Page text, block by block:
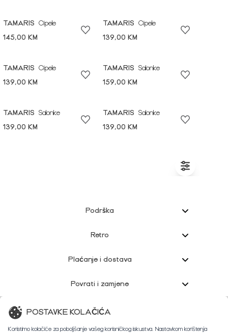
TAMARIS
Cipele
145,00 KM
TAMARIS
Cipele
139,00 KM
TAMARIS
Cipele
139,00 KM
TAMARIS
Salonke
159,00 KM
TAMARIS
Salonke
139,00 KM
TAMARIS
Salonke
139,00 KM
Podrška
Retro
Plaćanje i dostava
Povrati i zamjene
Korisnička podrška
POSTAVKE KOLAČIĆA
Koristimo kolačiće za poboljšanje vašeg korisničkog iskustva. Nastavkom korištenja